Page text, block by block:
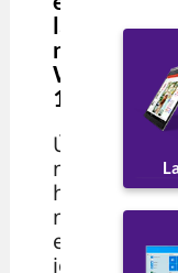
lanzamie
nto de
Windows
11
Últimame
nte, ha
habido
mucha
especulac
ión sobre